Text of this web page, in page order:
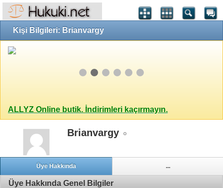
Kişi Bilgileri: Brianvargy
ALLYZ Online butik. İndirimleri kaçırmayın.
Brianvargy
Üye Hakkında ...
Üye Hakkında Genel Bilgiler